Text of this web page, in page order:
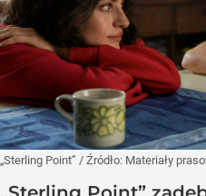
„Sterling Point” / Źródło: Materiały